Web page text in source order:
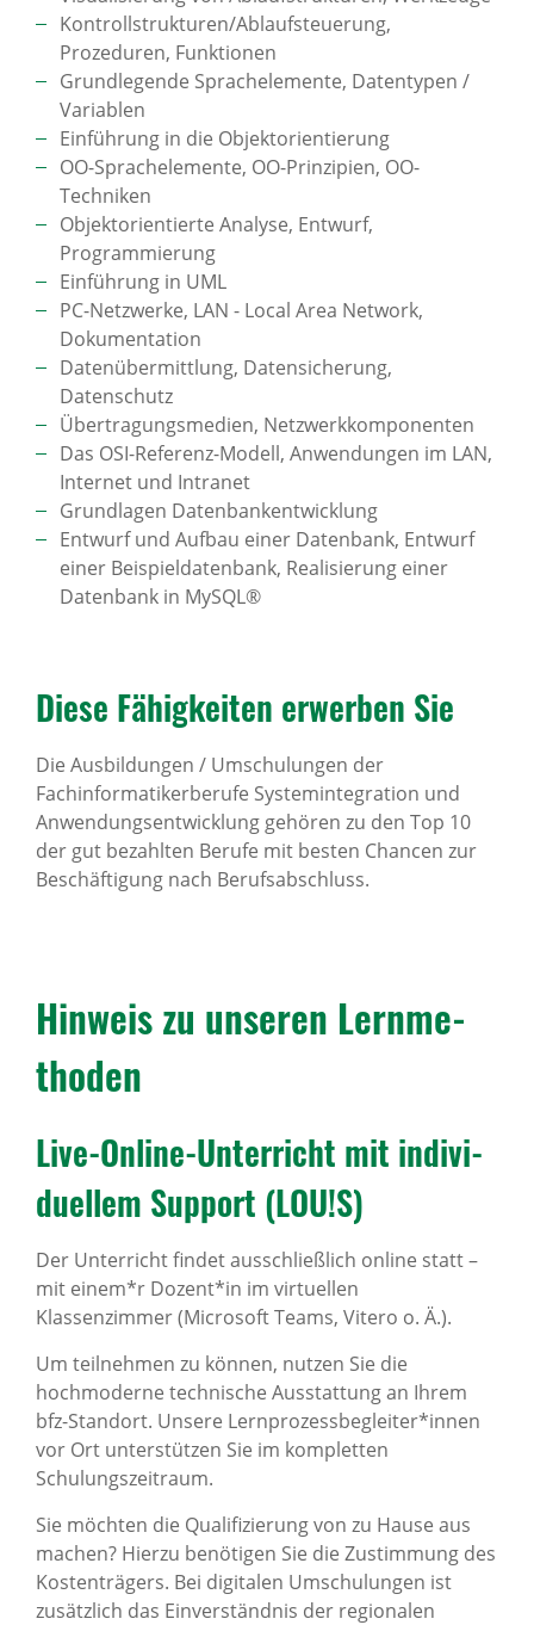
Kontrollstrukturen/Ablaufsteuerung,
Prozeduren, Funktionen
Grundlegende Sprachelemente, Datentypen /
Variablen
Einführung in die Objektorientierung
OO-Sprachelemente, OO-Prinzipien, OO-
Techniken
Objektorientierte Analyse, Entwurf,
Programmierung
Einführung in UML
PC-Netzwerke, LAN - Local Area Network,
Dokumentation
Datenübermittlung, Datensicherung,
Datenschutz
Übertragungsmedien, Netzwerkkomponenten
Das OSI-Referenz-Modell, Anwendungen im LAN,
Internet und Intranet
Grundlagen Datenbankentwicklung
Entwurf und Aufbau einer Datenbank, Entwurf
einer Beispieldatenbank, Realisierung einer
Datenbank in MySQL®
Diese Fähig­keiten erwerben Sie
Die Ausbildungen / Umschulungen der
Fachinformatikerberufe Systemintegration und
Anwendungsentwicklung gehören zu den Top 10
der gut bezahlten Berufe mit besten Chancen zur
Beschäftigung nach Berufsabschluss.
Hinweis zu unseren Lern­me­
thoden
Live-Online-Unter­richt mit indi­vi­
du­ellem Support (LOU!S)
Der Unterricht findet ausschließlich online statt –
mit einem*r Dozent*in im virtuellen
Klassenzimmer (Microsoft Teams, Vitero o. Ä.).
Um teilnehmen zu können, nutzen Sie die
hochmoderne technische Ausstattung an Ihrem
bfz-Standort. Unsere Lernprozessbegleiter*innen
vor Ort unterstützen Sie im kompletten
Schulungszeitraum.
Sie möchten die Qualifizierung von zu Hause aus
machen? Hierzu benötigen Sie die Zustimmung des
Kostenträgers. Bei digitalen Umschulungen ist
zusätzlich das Einverständnis der regionalen